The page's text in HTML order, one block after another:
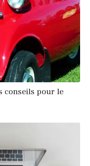
conseils pour le